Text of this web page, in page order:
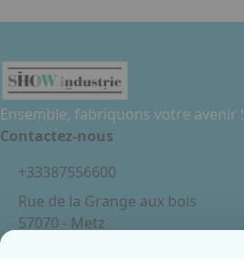
Ensemble, fabriquons votre avenir !
Contactez-nous
+33387556600
Rue de la Grange aux bois
57070 - Metz